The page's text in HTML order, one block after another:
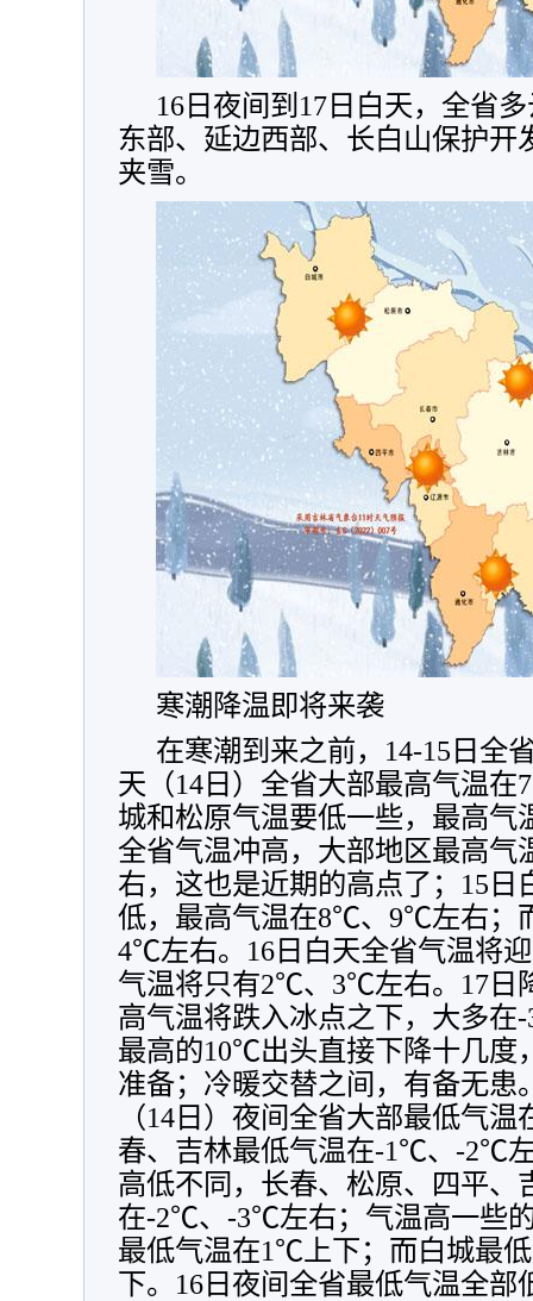
16日夜间到17日白天，全省
东部、延边西部、长白山保护开
夹雪。
寒潮降温即将来袭
在寒潮到来之前，14-15日全
天（14日）全省大部最高气温
城和松原气温要低一些，最高
全省气温冲高，大部地区最高
右，这也是近期的高点了；15日
低，最高气温在8℃、9℃左右；
4℃左右。16日白天全省气温将
气温将只有2℃、3℃左右。17日
高气温将跌入冰点之下，大多
最高的10℃出头直接下降十几度
准备；冷暖交替之间，有备无患
（14日）夜间全省大部最低气
春、吉林最低气温在-1℃、-2℃
高低不同，长春、松原、四平、
在-2℃、-3℃左右；气温高一些
最低气温在1℃上下；而白城最
下。16日夜间全省最低气温全